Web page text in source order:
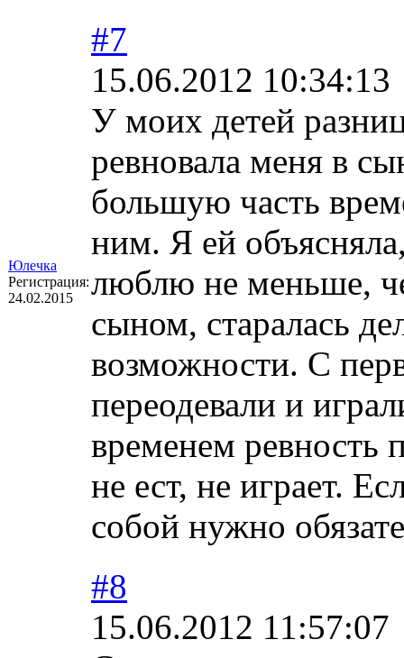
Юлечка
Регистрация:
24.02.2015
#7
15.06.2012 10:34:13
У моих детей
ревновала меня в
большую часть
ним. Я ей
люблю не меньше,
сыном, старалась
возможности. С
переодевали и
временем ревность
не ест, не играет.
собой нужно
#8
15.06.2012 11:57:07